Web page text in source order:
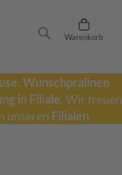
Suche
Warenkorb
Wunschpralinen
in Filiale. Wir freuen
unseren Filialen.